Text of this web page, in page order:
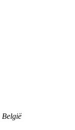
België